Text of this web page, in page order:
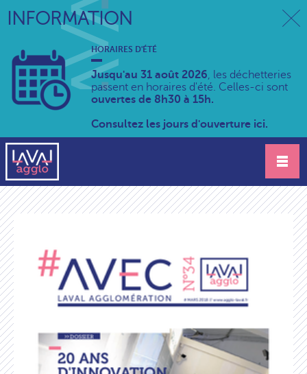
INFORMATION
HORAIRES D'ÉTÉ
Jusqu'au 31 août 2026, les déchetteries
passent en horaires d'été. Celles-ci sont
ouvertes de 8h30 à 15h.
Consultez les jours d'ouverture ici.